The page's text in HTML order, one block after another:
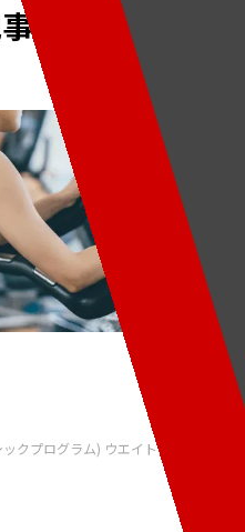
一覧
クプログラム) ウエイトコントロー